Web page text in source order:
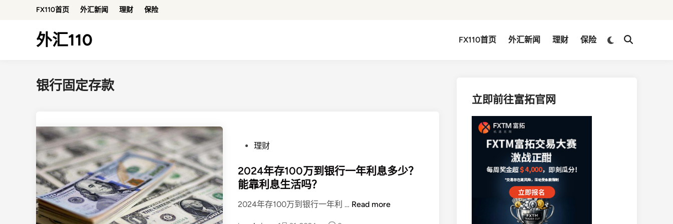
FX110首页 外汇新闻 理财 保险
外汇110 FX110首页 外汇新闻 理财 保险
Switch
Open
银行固定存款
s
t
d
理财
2024年存100万到银行一年利息多少？
能靠利息生活吗？
2024年存100万到银行一年利 … 2
Read more
立即前往富拓官网